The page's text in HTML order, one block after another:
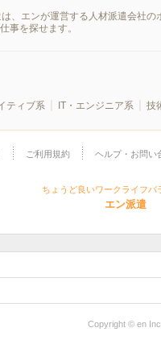
、エンが運営する人材派遣会社
事を探せます。
ティブ系 IT・エンジニア系 技
ご利用規約 ヘルプ・お問い
ちょうど良いワークライフバ
エン派遣
Copyright © en Inc.